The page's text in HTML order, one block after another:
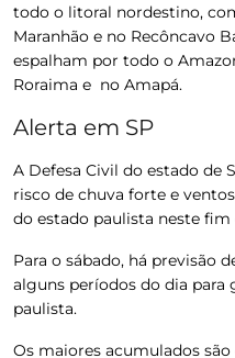
todo o litoral nordestino,
Maranhão e no Recôncavo
espalham por todo o
Roraima e no Amapá.
Alerta em SP
A Defesa Civil do estado de
risco de chuva forte e
do estado paulista neste fim
Para o sábado, há previsão
alguns períodos do dia
paulista.
Os maiores acumulados